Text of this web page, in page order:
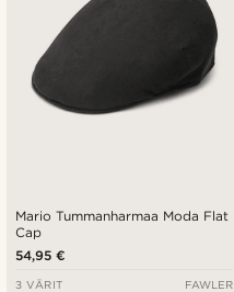
Mario Tummanharmaa Moda Flat
Cap
54,95 €
3 VÄRIT FAWLER